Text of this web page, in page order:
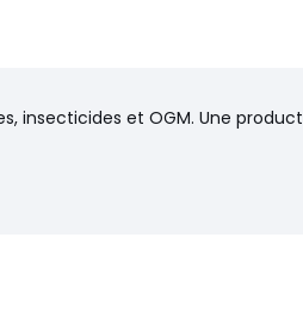
insecticides et OGM. Une